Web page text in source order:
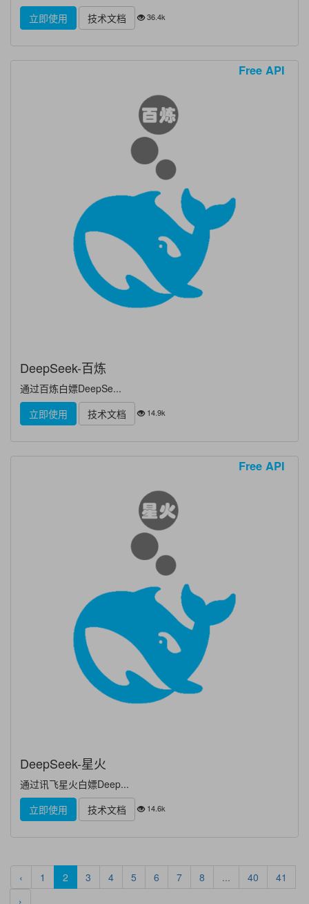
立即使用
技术文档 36.4k
Free API
DeepSeek-百炼
通过百炼白嫖DeepSe...
立即使用
技术文档 14.9k
Free API
DeepSeek-星火
通过讯飞星火白嫖Deep...
立即使用
技术文档 14.6k
‹ 1 2 3 4 5 6 7 8 ... 40
41
›